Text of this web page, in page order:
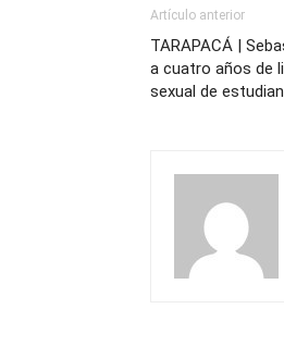
Artículo anterior
TARAPACÁ |
a cuatro años de
sexual de